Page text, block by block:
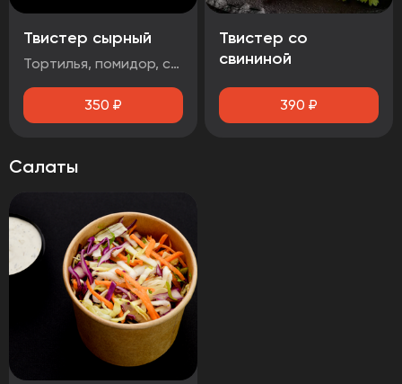
Твистер сырный
Тортилья, помидор, салат айсберг, сыр чеддер, стрипсы 2шт., соус сырный
350 ₽
Твистер со
свининой
390 ₽
Салаты